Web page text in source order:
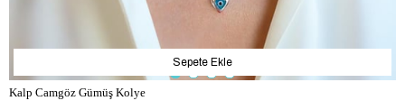
Kalp Camgöz Gümüş Kolye
Sepete Ekle